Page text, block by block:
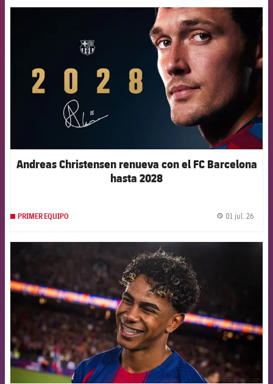
FCB Barcelona badge
Andreas Christensen renueva con el FC Barcelona
hasta 2028
PRIMER EQUIPO 01 jul. 26
FCB Barcelona badge